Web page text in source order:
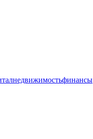
недвижимостьфинансы